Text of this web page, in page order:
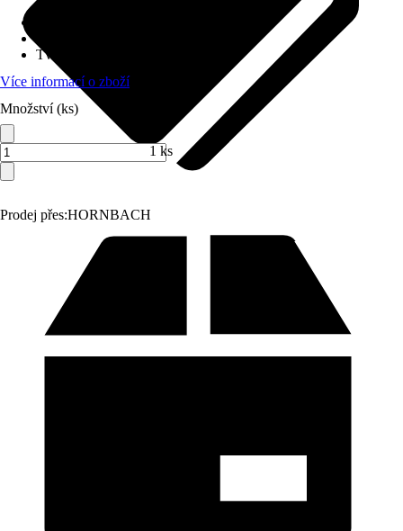
Prodej přes:HORNBACH
Tvar
Více informací o zboží
Množství (ks)
1 ks